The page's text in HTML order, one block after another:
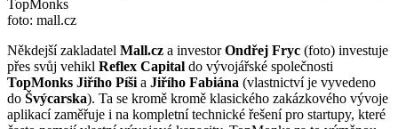
foto: mall.cz
Někdejší zakladatel Mall.cz a investorOndřej Fryc (foto) investuje
přes svůj vehikl Reflex Capital do vývojářské společnosti
TopMonks Jiřího Píšia Jiřího Fabiána (vlastnictví je vyvedeno
do Švýcarska). Ta se kromě kromě klasického zakázkového vývoje
aplikací zaměřuje i na kompletní technické řešení pro startupy, které